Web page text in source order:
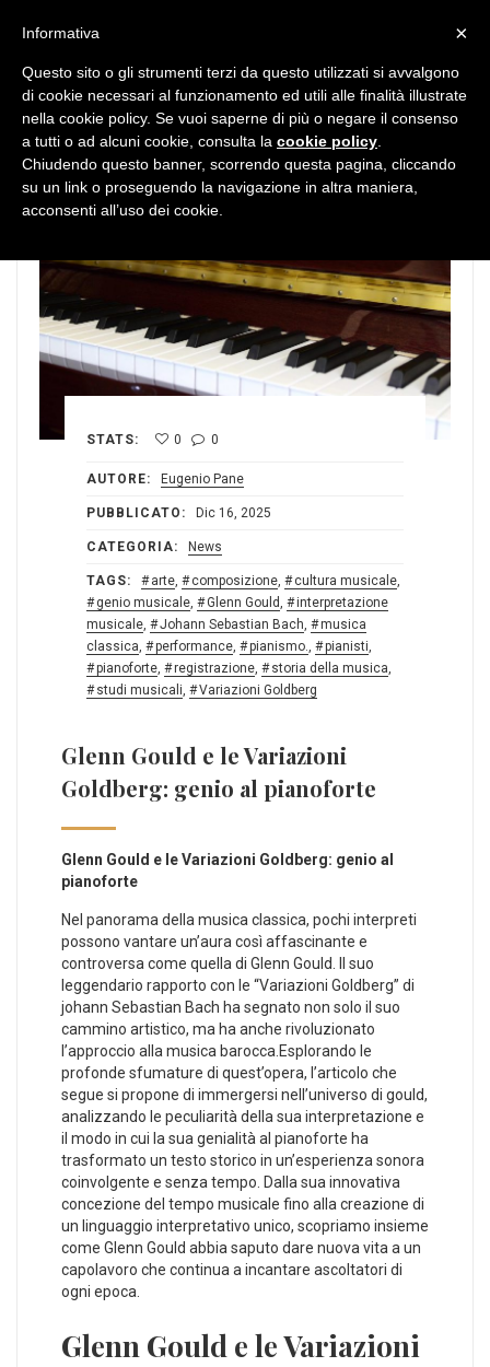
STATS: 0 0
AUTORE: Eugenio Pane
PUBBLICATO: Dic 16, 2025
CATEGORIA: News
TAGS: arte, composizione, cultura musicale,
genio musicale, Glenn Gould,
interpretazione
musicale, Johann Sebastian Bach,
musica
classica, performance, pianismo., pianisti,
pianoforte, registrazione, storia della musica,
studi musicali, Variazioni Goldberg
Glenn Gould e le Variazioni
Goldberg: genio al pianoforte
Glenn‌ Gould e le Variazioni Goldberg: genio⁤ al⁤
pianoforte
Nel panorama ​della musica classica, pochi interpreti
possono vantare un’aura così‌ affascinante e
controversa come ⁣quella di Glenn Gould. Il suo
leggendario rapporto⁤ con le “Variazioni Goldberg” di
johann Sebastian Bach ha segnato non solo il suo
cammino⁣ artistico, ma ha‌ anche rivoluzionato
l’approccio alla musica barocca.Esplorando le
⁣profonde sfumature di quest’opera, l’articolo che
segue si propone di immergersi nell’universo di gould,
analizzando le peculiarità della sua interpretazione e
il modo in cui ⁣la sua genialità al pianoforte ha
trasformato un testo storico in un’esperienza⁣ sonora
coinvolgente e senza tempo.​ Dalla⁤ sua innovativa
concezione del⁤ tempo musicale fino⁣ alla creazione di
un linguaggio‌ interpretativo unico, scopriamo⁢ insieme
come‍ Glenn Gould abbia saputo dare nuova vita a un
⁣capolavoro che continua a incantare ascoltatori di
ogni epoca.
Glenn Gould e le Variazioni
×
Informativa
Questo sito o gli strumenti terzi da questo utilizzati si avvalgono
di cookie necessari al funzionamento ed utili alle finalità illustrate
nella cookie policy. Se vuoi saperne di più o negare il consenso
a tutti o ad alcuni cookie, consulta la cookie policy
Chiudendo questo banner, scorrendo questa pagina, cliccando
su un link o proseguendo la navigazione in altra maniera,
acconsenti all’uso dei cookie.